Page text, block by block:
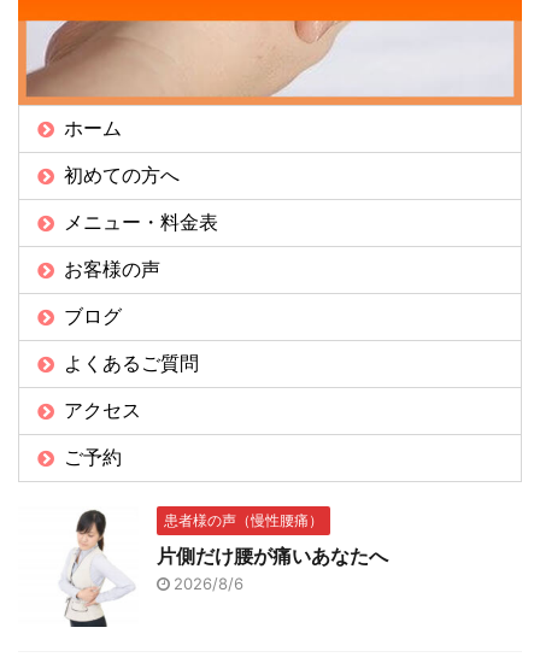
ホーム
初めての方へ
メニュー・料金表
お客様の声
ブログ
よくあるご質問
アクセス
ご予約
患者様の声（慢性腰痛）
片側だけ腰が痛いあなたへ
2026/8/6